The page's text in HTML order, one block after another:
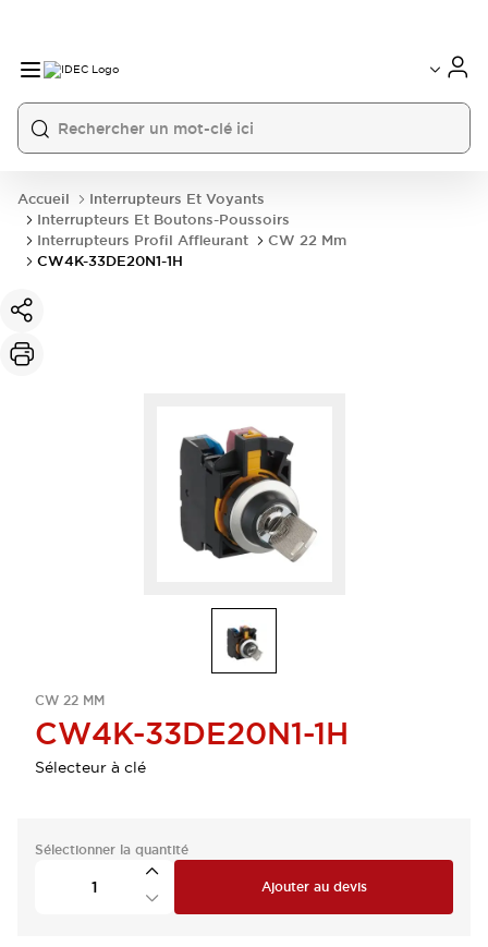
Accueil
Interrupteurs Et Voyants
Interrupteurs Et Boutons-Poussoirs
Interrupteurs Profil Affleurant
CW 22 Mm
CW4K-33DE20N1-1H
CW 22 MM
CW4K-33DE20N1-1H
Sélecteur à clé
Sélectionner la quantité
Ajouter au devis